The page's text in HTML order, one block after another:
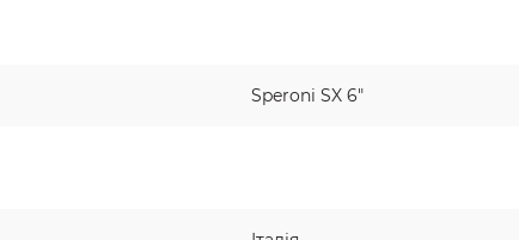
Speroni SX 6"